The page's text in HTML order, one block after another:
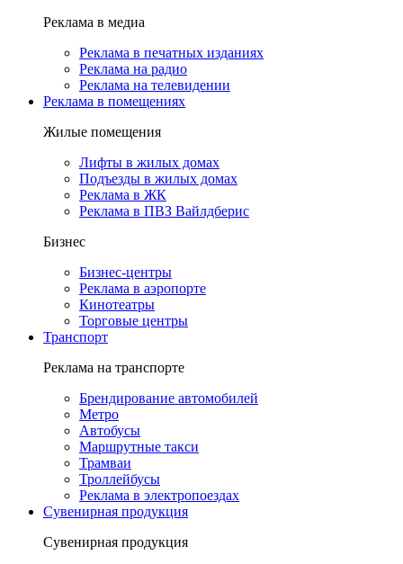
Реклама в медиа
Реклама в печатных изданиях
Реклама на радио
Реклама на телевидении
Реклама в помещениях
Жилые помещения
Лифты в жилых домах
Подъезды в жилых домах
Реклама в ЖК
Реклама в ПВЗ Вайлдберис
Бизнес
Бизнес-центры
Реклама в аэропорте
Кинотеатры
Торговые центры
Транспорт
Реклама на транспорте
Брендирование автомобилей
Метро
Автобусы
Маршрутные такси
Трамваи
Троллейбусы
Реклама в электропоездах
Сувенирная продукция
Сувенирная продукция